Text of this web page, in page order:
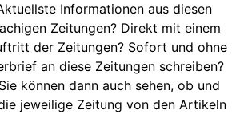
Informationen aus diesen
Zeitungen? Direkt mit einem
der Zeitungen? Sofort und ohne
an diese Zeitungen schreiben?
Sie können dann auch sehen, ob und
jeweilige Zeitung von den Artikeln